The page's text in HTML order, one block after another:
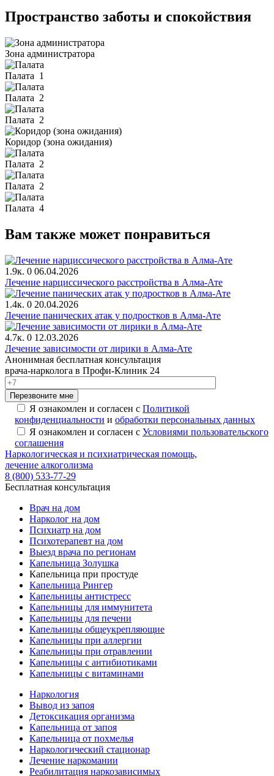
Пространство заботы и спокойствия
Зона администратора
Палата 1
Палата 2
Палата 2
Коридор (зона ожидания)
Палата 2
Палата 2
Палата 4
Вам также может понравиться
1.9к. 0 06.04.2026
Лечение нарциссического расстройства в Алма-Ате
1.4к. 0 20.04.2026
Лечение панических атак у подростков в Алма-Ате
4.7к. 0 12.03.2026
Лечение зависимости от лирики в Алма-Ате
Анонимная бесплатная консультация
врача-нарколога в Профи-Клиник 24
Перезвоните мне
Я ознакомлен и согласен с Политикой
конфиденциальности и обработки персональных данных
Я ознакомлен и согласен с Условиями пользовательского
соглашения
Наркологическая и психиатрическая помощь,
лечение алкоголизма
8 (800) 533-77-29
Бесплатная консультация
Врач на дом
Нарколог на дом
Психиатр на дом
Психотерапевт на дом
Выезд врача по регионам
Капельница Золушка
Капельница при простуде
Капельница Рингер
Капельницы антистресс
Капельницы для иммунитета
Капельницы для печени
Капельницы общеукрепляющие
Капельницы при аллергии
Капельницы при отравлении
Капельницы с антибиотиками
Капельницы с витаминами
Наркология
Вывод из запоя
Детоксикация организма
Капельница от запоя
Капельница от похмелья
Наркологический стационар
Лечение наркомании
Реабилитация наркозависимых